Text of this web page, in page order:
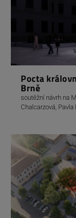
Pocta
Brně
soutěžní návrh na
Chalcarzová, Pavla